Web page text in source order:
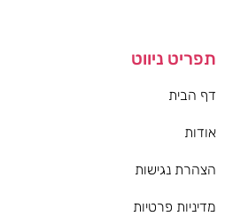
תפריט ניווט
דף הבית
אודות
הצהרת נגישות
מדיניות פרטיות